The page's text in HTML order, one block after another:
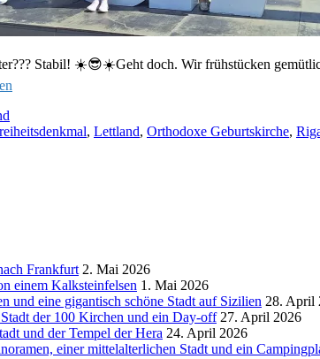
Stabil! ☀️😎☀️Geht doch. Wir frühstücken
, Lettland, Orthodoxe Geburtskirche,
Frankfurt 2. Mai 2026
einem Kalksteinfelsen 1. Mai 2026
und eine gigantisch schöne Stadt auf Sizilien 28. April
der 100 Kirchen und ein Day-off 27. April 2026
und der Tempel der Hera 24. April 2026
einer mittelalterlichen Stadt und ein